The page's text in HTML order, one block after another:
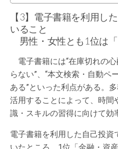
【3】電子書籍を利用し
いること
男性・女性とも1位は「
電子書籍には“在庫切れの心
らない”、“本文検索・自動ペ
ある”といった利点がある。
活用することによって、時間
識・スキルの習得に向けて効
電子書籍を利用した自己投資